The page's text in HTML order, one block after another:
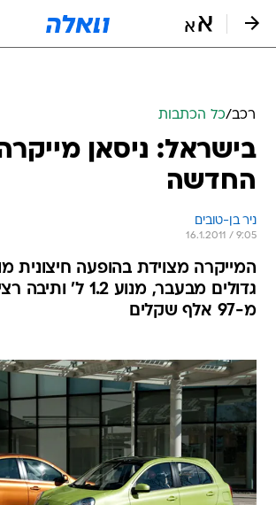
רכב/כל הכתבות
בישראל: ניסאן
החדשה
ניר בן-טובים
16.1.2011 / 9:05
המייקרה מצוידת בהופעה חיצונית
גדולים מבעבר, מנוע 1.2
מ-97 אלף שקלים